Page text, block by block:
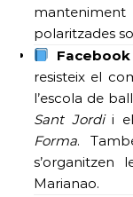
polaritzades
resisteix el
l’escola de ball
Sant Jordii
Forma.
Marianao.